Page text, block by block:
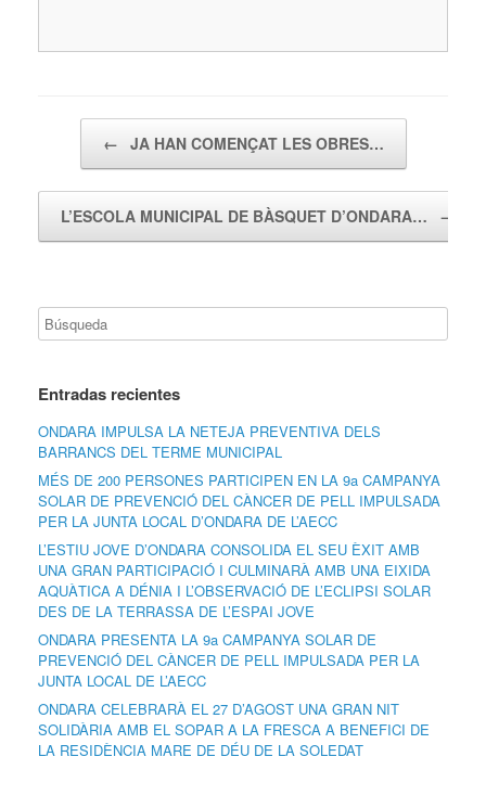
← JA HAN COMENÇAT LES OBRES…
L’ESCOLA MUNICIPAL DE BÀSQUET D’ONDARA… →
Entradas recientes
ONDARA IMPULSA LA NETEJA PREVENTIVA DELS
BARRANCS DEL TERME MUNICIPAL
MÉS DE 200 PERSONES PARTICIPEN EN LA 9a CAMPANYA
SOLAR DE PREVENCIÓ DEL CÀNCER DE PELL IMPULSADA
PER LA JUNTA LOCAL D’ONDARA DE L’AECC
L’ESTIU JOVE D’ONDARA CONSOLIDA EL SEU ÈXIT AMB
UNA GRAN PARTICIPACIÓ I CULMINARÀ AMB UNA EIXIDA
AQUÀTICA A DÉNIA I L’OBSERVACIÓ DE L’ECLIPSI SOLAR
DES DE LA TERRASSA DE L’ESPAI JOVE
ONDARA PRESENTA LA 9a CAMPANYA SOLAR DE
PREVENCIÓ DEL CÀNCER DE PELL IMPULSADA PER LA
JUNTA LOCAL DE L’AECC
ONDARA CELEBRARÀ EL 27 D’AGOST UNA GRAN NIT
SOLIDÀRIA AMB EL SOPAR A LA FRESCA A BENEFICI DE
LA RESIDÈNCIA MARE DE DÉU DE LA SOLEDAT